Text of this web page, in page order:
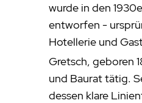
wurde in den
entworfen -
Hotellerie und
Gretsch, geboren
und Baurat tätig.
dessen klare